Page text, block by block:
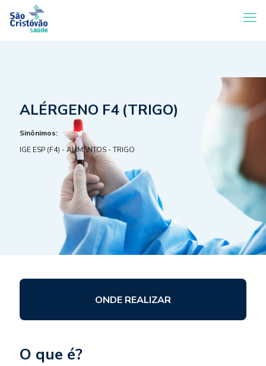
ALÉRGENO F4 (TRIGO)
Sinônimos:
IGE ESP (F4) - ALIMENTOS - TRIGO
ONDE REALIZAR
O que é?